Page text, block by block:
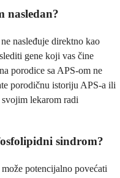
nasledan?
nasleđuje direktno kao
gene koji vas čine
porodice sa APS-om ne
porodičnu istoriju APS-a ili
lekarom radi
sindrom?
potencijalno povećati